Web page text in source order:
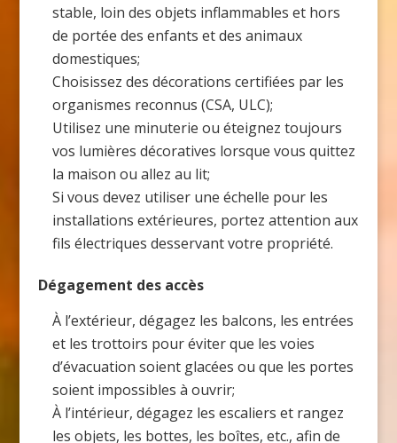
stable, loin des objets inflammables et hors
de portée des enfants et des animaux
domestiques;
Choisissez des décorations certifiées par les
organismes reconnus (CSA, ULC);
Utilisez une minuterie ou éteignez toujours
vos lumières décoratives lorsque vous quittez
la maison ou allez au lit;
Si vous devez utiliser une échelle pour les
installations extérieures, portez attention aux
fils électriques desservant votre propriété.
Dégagement des accès
À l’extérieur, dégagez les balcons, les entrées
et les trottoirs pour éviter que les voies
d’évacuation soient glacées ou que les portes
soient impossibles à ouvrir;
À l’intérieur, dégagez les escaliers et rangez
les objets, les bottes, les boîtes, etc., afin de